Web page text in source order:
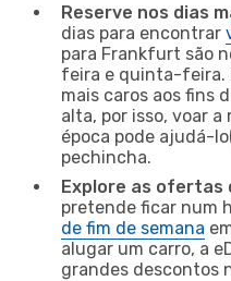
Reserve nos dias
dias para encontrar
para Frankfurt são
feira e quinta-feira.
mais caros aos fins
alta, por isso, voar
época pode ajudá-
pechincha.
Explore as ofertas
pretende ficar num
de fim de semana
alugar um carro, a
grandes descontos